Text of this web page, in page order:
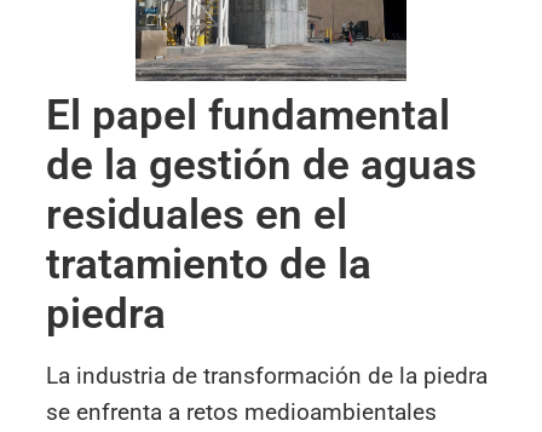
El papel fundamental
de la gestión de aguas
residuales en el
tratamiento de la
piedra
La industria de transformación de la piedra
se enfrenta a retos medioambientales